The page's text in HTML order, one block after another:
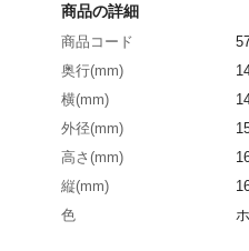
商品の詳細
商品コード
奥行(mm)
横(mm)
外径(mm)
高さ(mm)
縦(mm)
色